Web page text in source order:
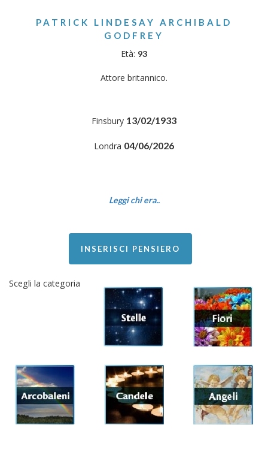
PATRICK LINDESAY ARCHIBALD
GODFREY
Età: 93
Attore britannico.
Finsbury 13/02/1933
Londra 04/06/2026
Leggi chi era..
INSERISCI PENSIERO
Scegli la categoria